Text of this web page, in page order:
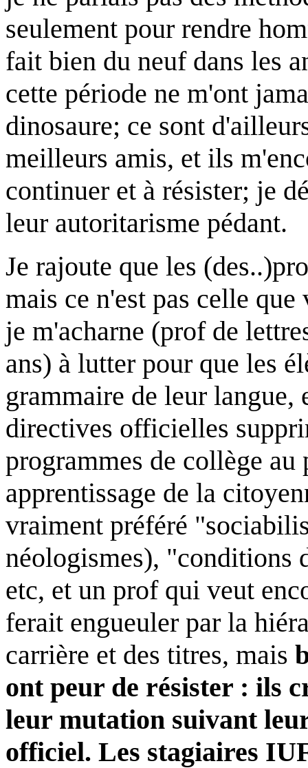
seulement pour rendre
fait bien du neuf dans les
cette période ne m'ont
dinosaure; ce sont
meilleurs amis, et ils
continuer et à résister; je
leur autoritarisme pédant.
Je rajoute que les
mais ce n'est pas celle
je m'acharne (prof de
ans) à lutter pour que les
grammaire de leur langue,
directives officielles
programmes de collège
apprentissage de la
vraiment préféré
néologismes), "conditions
etc, et un prof qui veut
ferait engueuler par la
carrière et des titres, mais
ont peur de résister : ils
leur mutation suivant
officiel. Les stagiaires